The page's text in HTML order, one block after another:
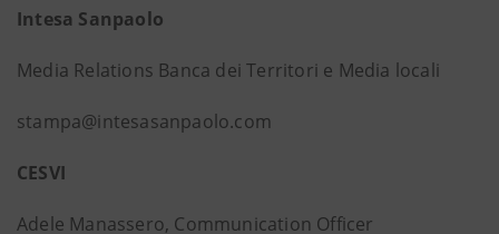
Intesa Sanpaolo
Media Relations Banca dei Territori e Media locali
stampa@intesasanpaolo.com
CESVI
Adele Manassero, Communication Officer